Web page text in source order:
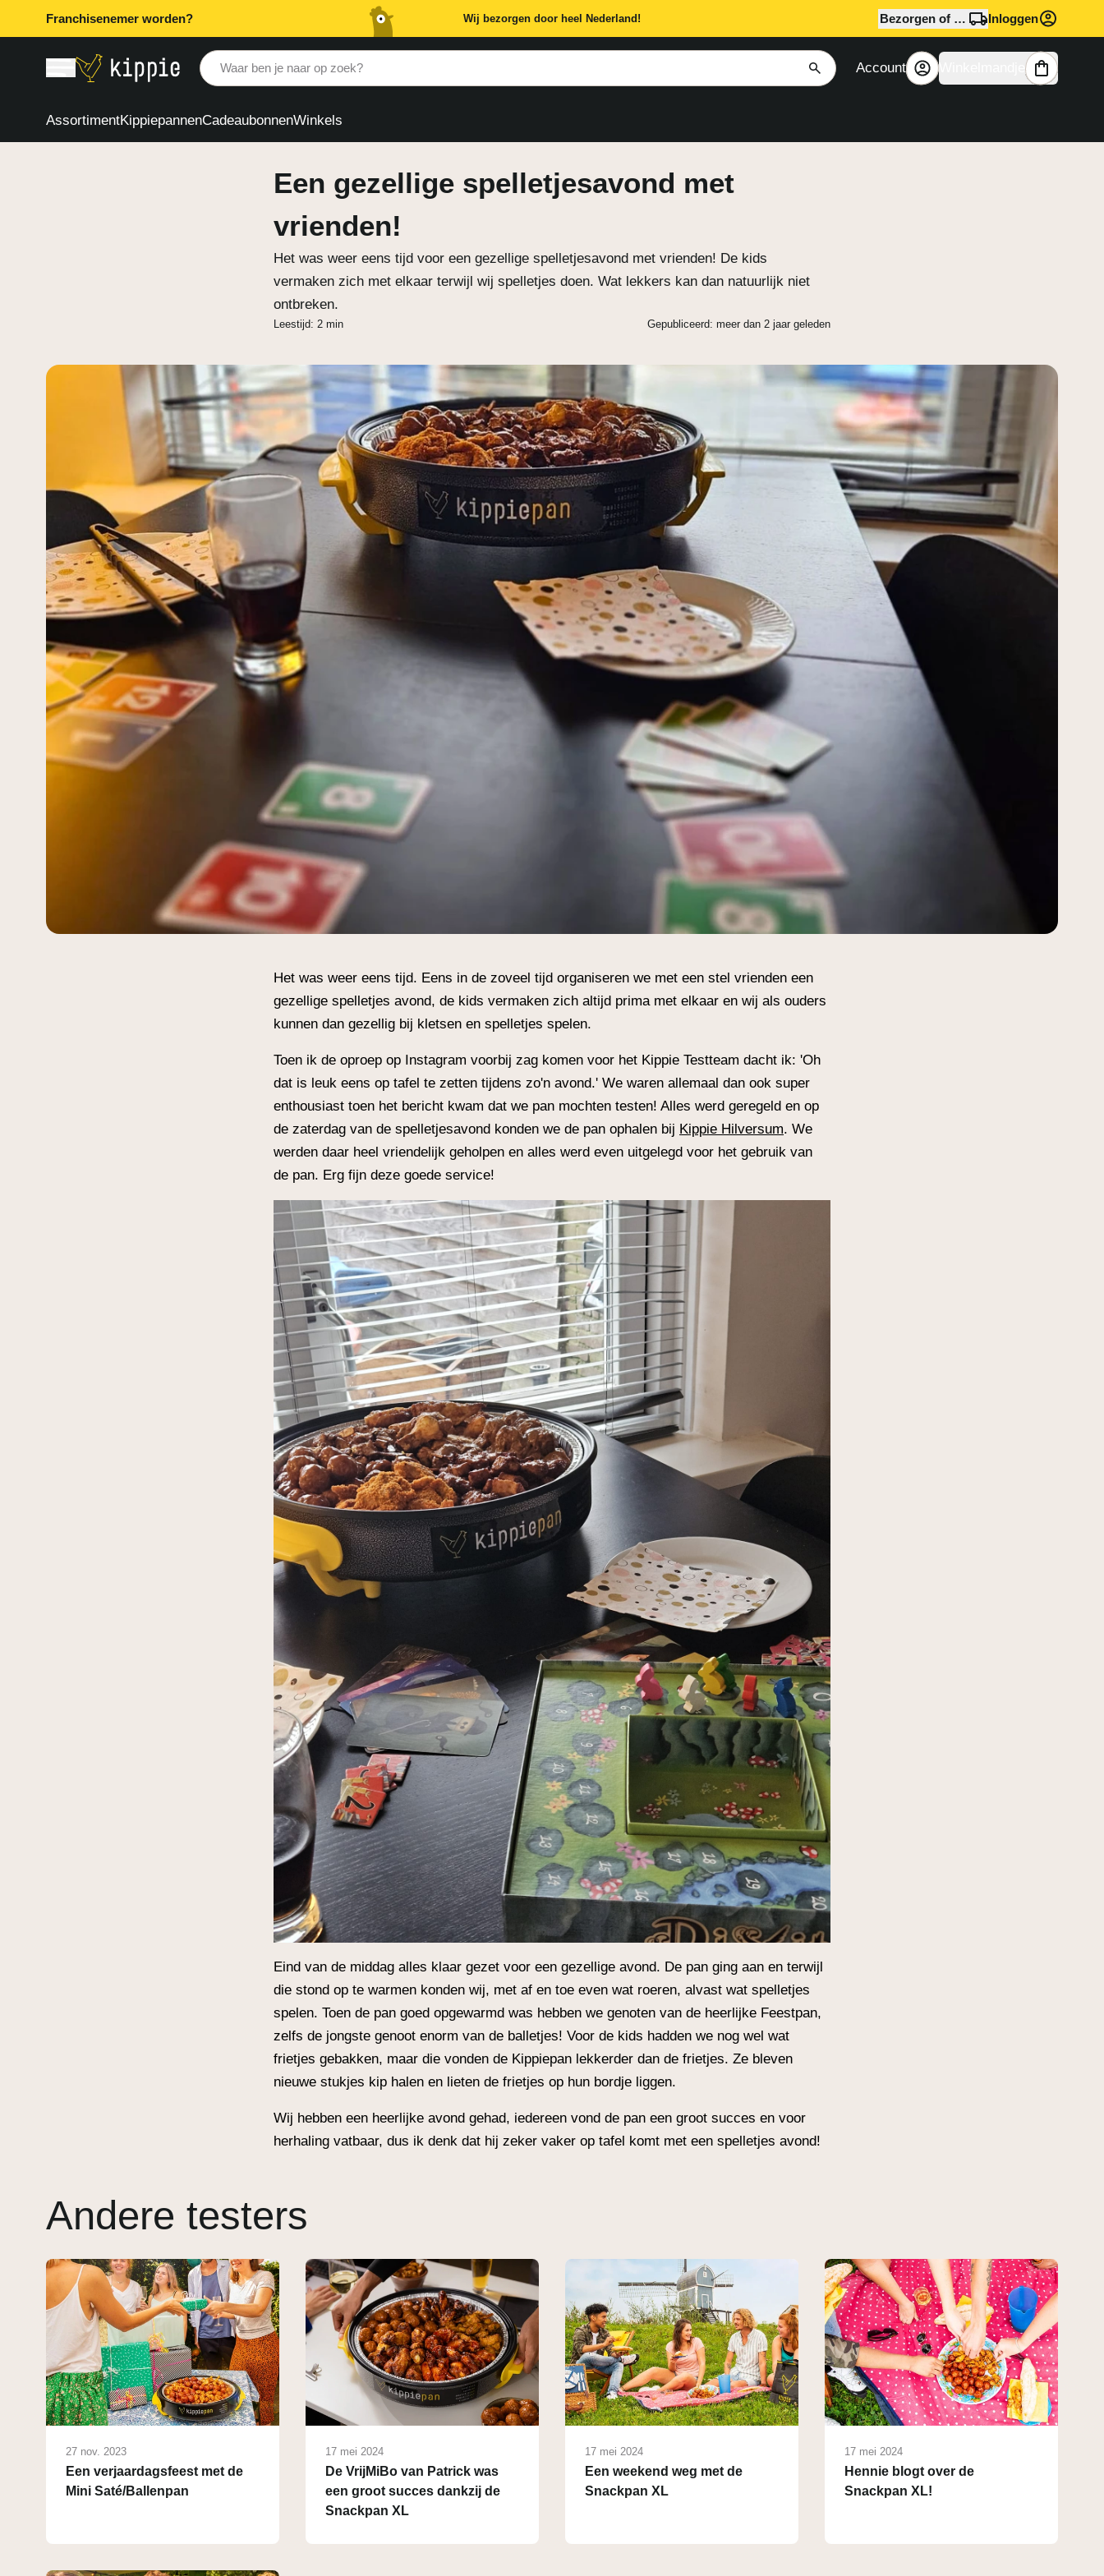
Franchisenemer worden? Wij bezorgen door heel Nederland! Bezorgen of afhalen?Inloggen
Waar ben je naar op zoek? Account
AssortimentKippiepannenCadeaubonnenWinkels
Een gezellige spelletjesavond met
vrienden!
Het was weer eens tijd voor een gezellige spelletjesavond met vrienden! De kids
vermaken zich met elkaar terwijl wij spelletjes doen. Wat lekkers kan dan natuurlijk niet
ontbreken.
Leestijd: 2 min Gepubliceerd: meer dan 2 jaar geleden
Het was weer eens tijd. Eens in de zoveel tijd organiseren we met een stel vrienden een
gezellige spelletjes avond, de kids vermaken zich altijd prima met elkaar en wij als ouders
kunnen dan gezellig bij kletsen en spelletjes spelen.
Toen ik de oproep op Instagram voorbij zag komen voor het Kippie Testteam dacht ik: 'Oh
dat is leuk eens op tafel te zetten tijdens zo'n avond.' We waren allemaal dan ook super
enthousiast toen het bericht kwam dat we pan mochten testen! Alles werd geregeld en op
de zaterdag van de spelletjesavond konden we de pan ophalen bij Kippie Hilversum. We
werden daar heel vriendelijk geholpen en alles werd even uitgelegd voor het gebruik van
de pan. Erg fijn deze goede service!
Eind van de middag alles klaar gezet voor een gezellige avond. De pan ging aan en terwijl
die stond op te warmen konden wij, met af en toe even wat roeren, alvast wat spelletjes
spelen. Toen de pan goed opgewarmd was hebben we genoten van de heerlijke Feestpan,
zelfs de jongste genoot enorm van de balletjes! Voor de kids hadden we nog wel wat
frietjes gebakken, maar die vonden de Kippiepan lekkerder dan de frietjes. Ze bleven
nieuwe stukjes kip halen en lieten de frietjes op hun bordje liggen.
Wij hebben een heerlijke avond gehad, iedereen vond de pan een groot succes en voor
herhaling vatbaar, dus ik denk dat hij zeker vaker op tafel komt met een spelletjes avond!
Andere testers
27 nov. 2023
Een verjaardagsfeest met de
Mini Saté/Ballenpan
17 mei 2024
De VrijMiBo van Patrick was
een groot succes dankzij de
Snackpan XL
17 mei 2024
Een weekend weg met de
Snackpan XL
17 mei 2024
Hennie blogt over de
Snackpan XL!